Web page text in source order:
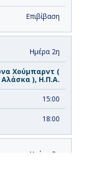
Επιβίβαση
Ημέρα 2η
Χούμπαρντ (
Αλάσκα ), Η.Π.Α.
15:00
18:00
Ημέρα 3η